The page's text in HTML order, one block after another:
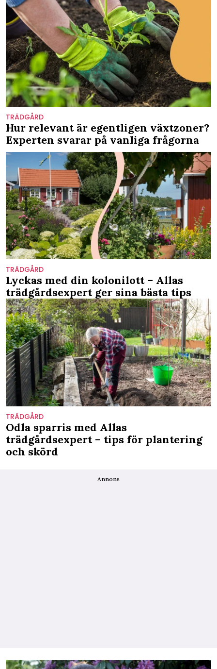
TRÄDGÅRD
Hur relevant är egentligen växtzoner?
Experten svarar på vanliga frågorna
TRÄDGÅRD
Lyckas med din kolonilott – Allas
trädgårdsexpert ger sina bästa tips
TRÄDGÅRD
Odla sparris med Allas
trädgårdsexpert – tips för plantering
och skörd
Annons